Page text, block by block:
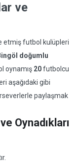
ve
etmiş futbol kulüpleri
doğumlu
oynamış 20futbolcu
aşağıdaki gibi
paylaşmak
Oynadıkları